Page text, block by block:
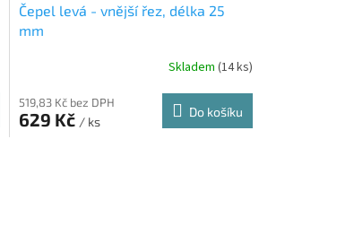
Čepel levá - vnější řez, délka 25
mm
Skladem (14 ks)
519,83 Kč bez DPH
629 Kč / ks
Do košíku